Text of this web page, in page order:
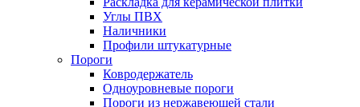
Углы ПВХ
Наличники
Профили штукатурные
Пороги
Ковродержатель
Одноуровневые пороги
Пороги из нержавеющей стали